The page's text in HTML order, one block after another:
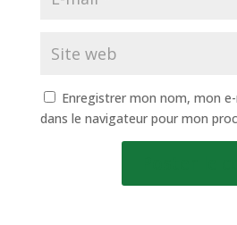
Enregistrer mon nom, mon
dans le navigateur pour mon